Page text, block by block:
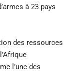
à 23 pays
des ressources
l’une des